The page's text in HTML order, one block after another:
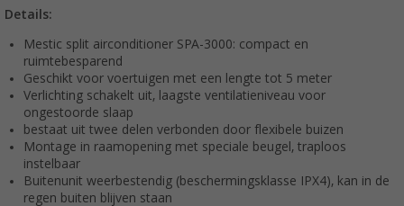
Details:
Mestic split airconditioner SPA-3000: compact en
ruimtebesparend
Geschikt voor voertuigen met een lengte tot 5 meter
Verlichting schakelt uit, laagste ventilatieniveau voor
ongestoorde slaap
bestaat uit twee delen verbonden door flexibele buizen
Montage in raamopening met speciale beugel, traploos
instelbaar
Buitenunit weerbestendig (beschermingsklasse IPX4), kan in de
regen buiten blijven staan